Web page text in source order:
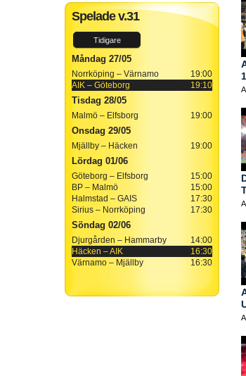
Spelade v.31
Tidigare
Måndag 27/05
19:00
Norrköping – Värnamo
19:10
AIK – Göteborg
Tisdag 28/05
19:00
Malmö – Elfsborg
Onsdag 29/05
19:00
Mjällby – Häcken
Lördag 01/06
15:00
Göteborg – Elfsborg
15:00
BP – Malmö
17:30
Halmstad – GAIS
17:30
Sirius – Norrköping
Söndag 02/06
14:00
Djurgården – Hammarby
16:30
Häcken – AIK
16:30
Värnamo – Mjällby